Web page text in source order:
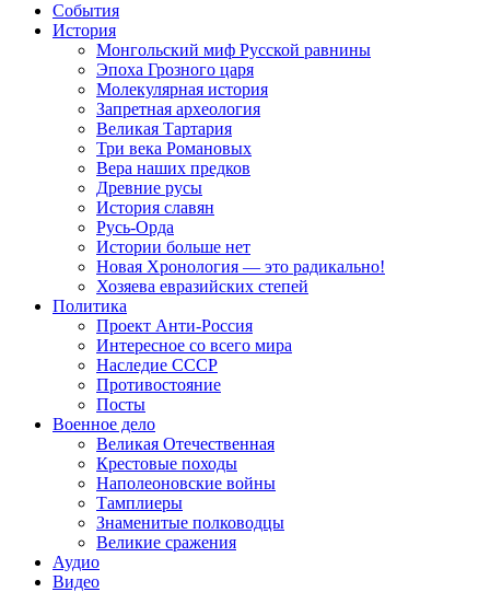
События
История
Монгольский миф Русской равнины
Эпоха Грозного царя
Молекулярная история
Запретная археология
Великая Тартария
Три века Романовых
Вера наших предков
Древние русы
История славян
Русь-Орда
Истории больше нет
Новая Хронология — это радикально!
Хозяева евразийских степей
Политика
Проект Анти-Россия
Интересное со всего мира
Наследие СССР
Противостояние
Посты
Военное дело
Великая Отечественная
Крестовые походы
Наполеоновские войны
Тамплиеры
Знаменитые полководцы
Великие сражения
Аудио
Видео